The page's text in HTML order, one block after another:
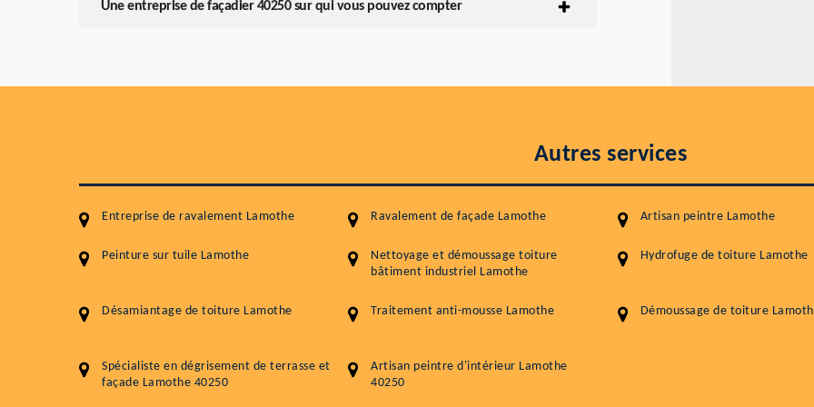
Une entreprise de façadier 40250 sur qui vous pouvez compter
Autres services
Entreprise de ravalement Lamothe Ravalement de façade Lamothe Artisan peintre Lamothe
Peinture sur tuile Lamothe
Nettoyage et démoussage toiture
bâtiment industriel Lamothe
Hydrofuge de toiture Lamothe
Désamiantage de toiture Lamothe Traitement anti-mousse Lamothe Démoussage de toiture
Spécialiste en dégrisement de terrasse et
façade Lamothe 40250
Artisan peintre d'intérieur Lamothe
40250